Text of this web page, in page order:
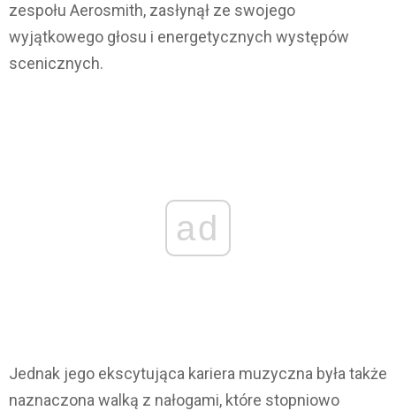
zespołu Aerosmith, zasłynął ze swojego
wyjątkowego głosu i energetycznych występów
scenicznych.
ad
Jednak jego ekscytująca kariera muzyczna była także
naznaczona walką z nałogami, które stopniowo